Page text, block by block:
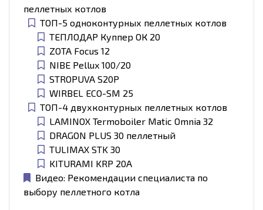
пеллетных котлов
ТОП-5 одноконтурных пеллетных котлов
ТЕПЛОДАР Куппер ОК 20
ZOTA Focus 12
NIBE Pellux 100/20
STROPUVA S20P
WIRBEL ECO-SM 25
ТОП-4 двухконтурных пеллетных котлов
LAMINOX Termoboiler Matic Omnia 32
DRAGON PLUS 30 пеллетный
TULIMAX STK 30
KITURAMI KRP 20А
Видео: Рекомендации специалиста по
выбору пеллетного котла